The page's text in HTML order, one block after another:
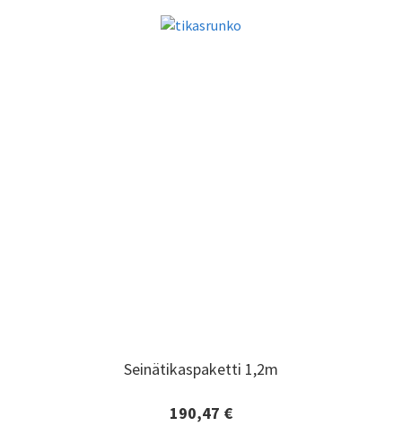
Seinätikaspaketti 1,2m
190,47 €
Seinätikaspaketti 1,2m
Lisätiedot ja tilaaminen